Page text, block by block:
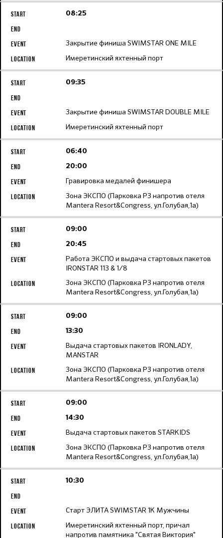
08:25
Закрытие финиша SWIMSTAR ONE MILE
Имеретинский яхтенный порт
09:35
Закрытие финиша SWIMSTAR DOUBLE MILE
Имеретинский яхтенный порт
06:40
20:00
Гравировка медалей финишера
Зона ЭКСПО (Парковка Р3 напротив отеля
Mantera Resort&Congress, ул.Голубая,1а)
09:00
20:45
Работа ЭКСПО и выдача стартовых пакетов
IRONSTAR 113 & 1/8
Зона ЭКСПО (Парковка Р3 напротив отеля
Mantera Resort&Congress, ул.Голубая,1а)
09:00
13:30
Выдача стартовых пакетов IRONLADY,
MANSTAR
Зона ЭКСПО (Парковка Р3 напротив отеля
Mantera Resort&Congress, ул.Голубая,1а)
09:00
14:30
Выдача стартовых пакетов STARKIDS
Зона ЭКСПО (Парковка Р3 напротив отеля
Mantera Resort&Congress, ул.Голубая,1а)
10:30
Старт ЭЛИТА SWIMSTAR 1K Мужчины
Имеретинский яхтенный порт, причал
напротив памятника "Святая Виктория"